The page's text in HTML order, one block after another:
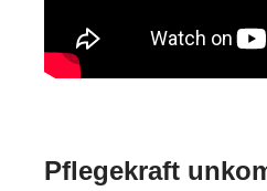
Pflegekraft